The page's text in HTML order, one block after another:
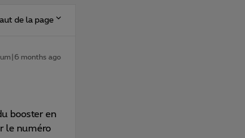
de la page
months ago
booster en
le numéro